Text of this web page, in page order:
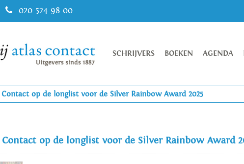
020 524 98 00
SCHRIJVERS BOEKEN AGENDA
op de longlist voor de Silver Rainbow Award 2025
op de longlist voor de Silver Rainbow Award